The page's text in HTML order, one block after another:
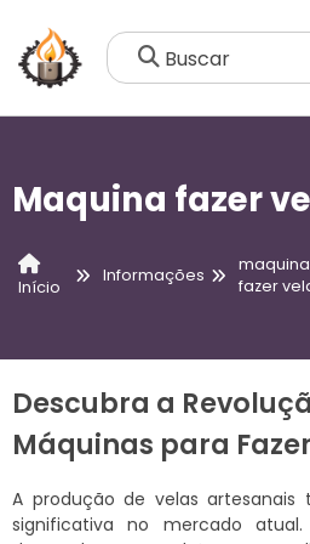
Buscar
Maquina fazer
Início
Informações
fazer
Descubra a
Máquinas para
A produção de velas
significativa no mercado